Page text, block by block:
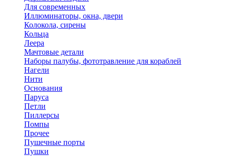
Для современных
Иллюминаторы, окна, двери
Колокола, сирены
Кольца
Леера
Мачтовые детали
Наборы палубы, фототравление для кораблей
Нагели
Нити
Основания
Паруса
Петли
Пиллерсы
Помпы
Прочее
Пушечные порты
Пушки